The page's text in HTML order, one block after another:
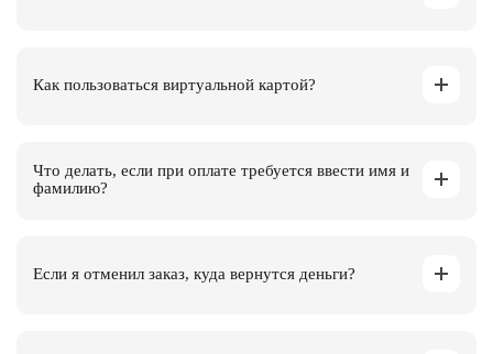
Как пользоваться виртуальной картой?
Что делать, если при оплате требуется ввести имя и
фамилию?
Если я отменил заказ, куда вернутся деньги?